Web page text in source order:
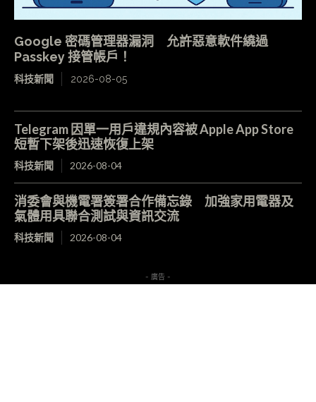
Google 密碼管理器漏洞 允許惡意軟件繞過
Passkey 接管帳戶！
科技新聞 2026-08-05
Telegram 因單一用戶違規內容被 Apple App Store
短暫下架後迅速恢復上架
科技新聞 2026-08-04
消委會與機電署簽署合作備忘錄 加強家用電器及
氣體用具聯合測試與資訊交流
科技新聞 2026-08-04
- 廣告 -